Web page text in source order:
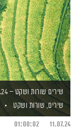
שירים שורות ושקט – 12.7.24
שירים, שורות ושקט
11.07.24
01:00:02